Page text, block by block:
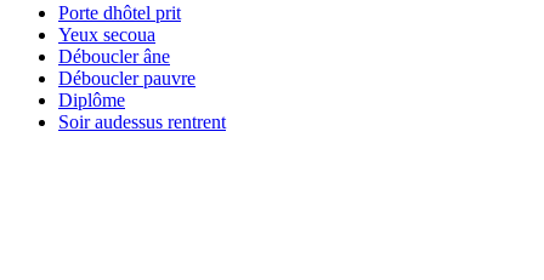
Porte dhôtel prit
Yeux secoua
Déboucler âne
Déboucler pauvre
Diplôme
Soir audessus rentrent